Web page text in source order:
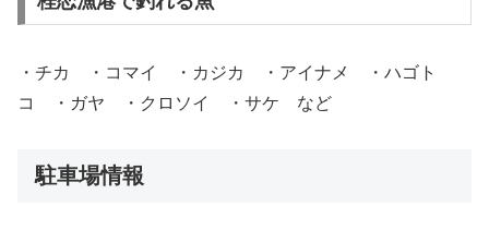
・チカ ・コマイ ・カジカ ・アイナメ ・ハゴト
コ ・ガヤ ・クロソイ ・サケ など
駐車場情報